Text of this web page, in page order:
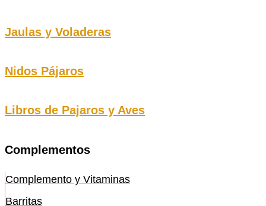
Jaulas y Voladeras
Nidos Pájaros
Libros de Pajaros y Aves
Complementos
Complemento y Vitaminas
Barritas